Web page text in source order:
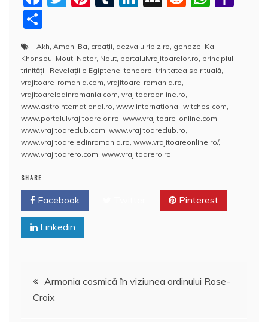
e
b
o
o
k
er e
st
bl
r
e
dI
n
p
a
c
e
di
t
s
A
p
a
rt
aj
e
a
z
ă
Akh, Amon, Ba, creaţii, dezvaluiribiz.ro, geneze, Ka,
Khonsou, Mout, Neter, Nout, portalulvrajitoarelor.ro, principiul
trinităţii, Revelaţiile Egiptene,tenebre,trinitatea spirituală,
vrajitoare-romania.com, vrajitoare-romania.ro,
vrajitoareledinromania.com, vrajitoareonline.ro,
www.astrointernational.ro, www.international-witches.com,
www.portalulvrajitoarelor.ro, www.vrajitoare-online.com,
www.vrajitoareclub.com, www.vrajitoareclub.ro,
www.vrajitoareledinromania.ro, www.vrajitoareonline.ro/,
www.vrajitoarero.com, www.vrajitoarero.ro
SHARE
Facebook Pinterest
Linkedin
Navigare
Armonia cosmică în viziunea ordinului Rose-
Croix